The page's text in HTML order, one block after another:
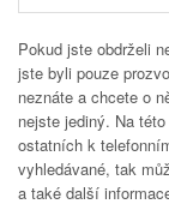
Pokud jste obdrželi
jste byli pouze
neznáte a chcete o
nejste jediný. Na
ostatních k
vyhledávané, tak
a také další